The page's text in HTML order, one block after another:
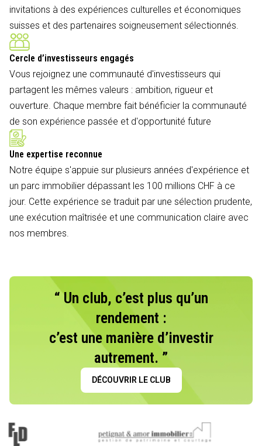
invitations à des expériences culturelles et économiques
suisses et des partenaires soigneusement sélectionnés.
Cercle d’investisseurs engagés
Vous rejoignez une communauté d'investisseurs qui
partagent les mêmes valeurs : ambition, rigueur et
ouverture. Chaque membre fait bénéficier la communauté
de son expérience passée et d'opportunité future
Une expertise reconnue
Notre équipe s'appuie sur plusieurs années d'expérience et
un parc immobilier dépassant les 100 millions CHF à ce
jour. Cette expérience se traduit par une sélection prudente,
une exécution maîtrisée et une communication claire avec
nos membres.
“ Un club, c’est plus qu’un
rendement :
c’est une manière d’investir
autrement. ”
DÉCOUVRIR LE CLUB